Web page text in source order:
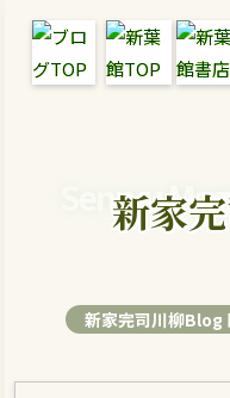
Senryu
新家
新家完司川柳Blog